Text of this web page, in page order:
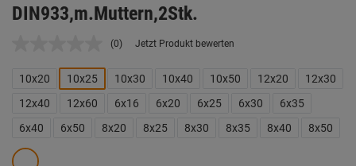
DIN933,m.Muttern,2Stk.
Kein
Link
auf
derselben
(0) Jetzt Produkt bewerten
10x20 10x25 10x30 10x40 10x50 12x20
12x30
12x40
12x60 6x16 6x20 6x25 6x30
6x35
6x40
6x50 8x20 8x25 8x30 8x35 8x40 8x50